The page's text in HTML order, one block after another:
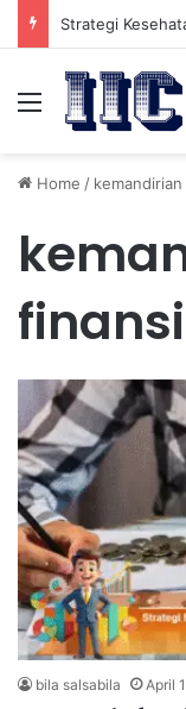
Menu
Home /
bila salsabila April